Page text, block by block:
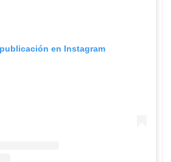
en Instagram